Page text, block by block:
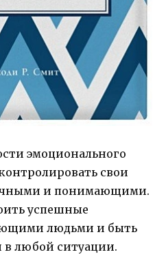
эмоционального
свои
и понимающими.
успешные
людьми и быть
любой ситуации.